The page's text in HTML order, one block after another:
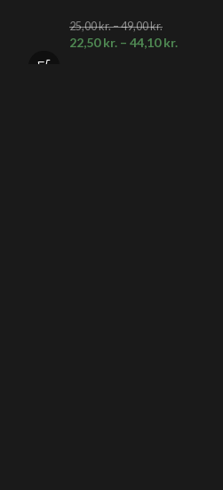
25,00kr.–49,00kr.
22,50kr. – 44,10kr.